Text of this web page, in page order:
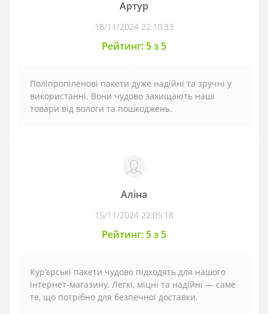
Артур
18/11/2024 22:10:33
Рейтинг: 5 з 5
Поліпропіленові пакети дуже надійні та зручні у
використанні. Вони чудово захищають наші
товари від вологи та пошкоджень.
Аліна
15/11/2024 22:05:18
Рейтинг: 5 з 5
Кур'єрські пакети чудово підходять для нашого
інтернет-магазину. Легкі, міцні та надійні — саме
те, що потрібно для безпечної доставки.